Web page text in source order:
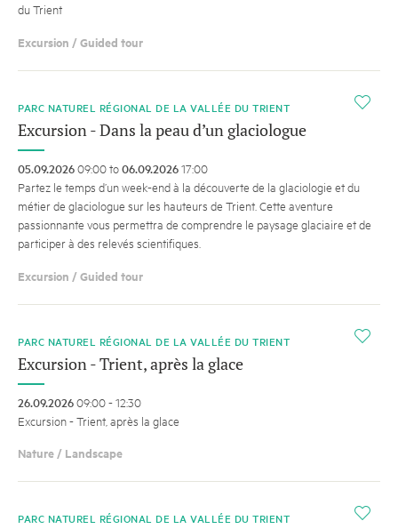
du Trient
Excursion / Guided tour
i
PARC NATUREL RÉGIONAL DE LA VALLÉE DU TRIENT
Excursion - Dans la peau d’un glaciologue
05.09.202609:00 to06.09.202617:00
Partez le temps d’un week-end à la découverte de la glaciologie et du
métier de glaciologue sur les hauteurs de Trient. Cette aventure
passionnante vous permettra de comprendre le paysage glaciaire et de
participer à des relevés scientifiques.
Excursion / Guided tour
i
PARC NATUREL RÉGIONAL DE LA VALLÉE DU TRIENT
Excursion - Trient, après la glace
26.09.202609:00 - 12:30
Excursion - Trient, après la glace
Nature / Landscape
i
PARC NATUREL RÉGIONAL DE LA VALLÉE DU TRIENT